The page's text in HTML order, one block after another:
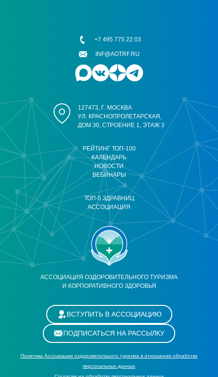
АССОЦИАЦИЯ ОЗДОРОВИТЕЛЬНОГО ТУРИЗМА
И КОРПОРАТИВНОГО ЗДОРОВЬЯ
РЕЙТИНГ ТОП-100
КАЛЕНДАРЬ
НОВОСТИ
ВЕБИНАРЫ
ТОП-5 ЗДРАВНИЦ
АССОЦИАЦИЯ
127473, Г. МОСКВА
УЛ. КРАСНОПРОЛЕТАРСКАЯ,
ДОМ 30, СТРОЕНИЕ 1, ЭТАЖ 3
+7 495 775 22 03
INF@AOTRF.RU
ВСТУПИТЬ В АССОЦИАЦИЮ
ПОДПИСАТЬСЯ НА РАССЫЛКУ
Политика Ассоциации оздоровительного туризма в отношении обработки
персональных данных